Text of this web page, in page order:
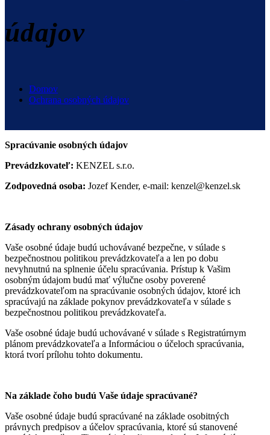
údajov
Domov
Ochrana osobných údajov
Spracúvanie osobných údajov
Prevádzkovateľ: KENZEL s.r.o.
Zodpovedná osoba: Jozef Kender, e-mail: kenzel@kenzel.sk
Zásady ochrany osobných údajov
Vaše osobné údaje budú uchovávané bezpečne, v súlade s
bezpečnostnou politikou prevádzkovateľa a len po dobu
nevyhnutnú na splnenie účelu spracúvania. Prístup k Vašim
osobným údajom budú mať výlučne osoby poverené
prevádzkovateľom na spracúvanie osobných údajov, ktoré ich
spracúvajú na základe pokynov prevádzkovateľa v súlade s
bezpečnostnou politikou prevádzkovateľa.
Vaše osobné údaje budú uchovávané v súlade s Registratúrnym
plánom prevádzkovateľa a Informáciou o účeloch spracúvania,
ktorá tvorí prílohu tohto dokumentu.
Na základe čoho budú Vaše údaje spracúvané?
Vaše osobné údaje budú spracúvané na základe osobitných
právnych predpisov a účelov spracúvania, ktoré sú stanovené